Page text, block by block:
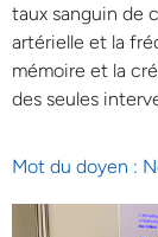
taux sanguin de
artérielle et la
mémoire et la
des seules
Mot du doyen :